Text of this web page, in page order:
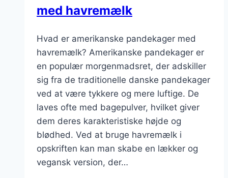
med havremælk
Hvad er amerikanske pandekager med
havremælk? Amerikanske pandekager er
en populær morgenmadsret, der adskiller
sig fra de traditionelle danske pandekager
ved at være tykkere og mere luftige. De
laves ofte med bagepulver, hvilket giver
dem deres karakteristiske højde og
blødhed. Ved at bruge havremælk i
opskriften kan man skabe en lækker og
vegansk version, der…